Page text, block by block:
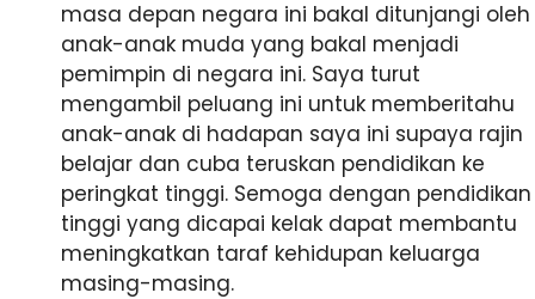
masa depan negara ini bakal ditunjangi oleh
anak-anak muda yang bakal menjadi
pemimpin di negara ini. Saya turut
mengambil peluang ini untuk memberitahu
anak-anak di hadapan saya ini supaya rajin
belajar dan cuba teruskan pendidikan ke
peringkat tinggi. Semoga dengan pendidikan
tinggi yang dicapai kelak dapat membantu
meningkatkan taraf kehidupan keluarga
masing-masing.